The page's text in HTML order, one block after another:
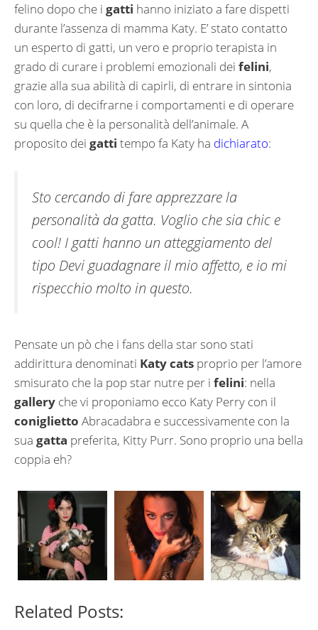
felino dopo che i gatti hanno iniziato a fare dispetti
durante l’assenza di mamma Katy. E’ stato contatto
un esperto di gatti, un vero e proprio terapista in
grado di curare i problemi emozionali dei felini,
grazie alla sua abilità di capirli, di entrare in sintonia
con loro, di decifrarne i comportamenti e di operare
su quella che è la personalità dell’animale. A
proposito dei gatti tempo fa Katy ha dichiarato:
Sto cercando di fare apprezzare la
personalità da gatta. Voglio che sia chic e
cool! I gatti hanno un atteggiamento del
tipo Devi guadagnare il mio affetto, e io mi
rispecchio molto in questo.
Pensate un pò che i fans della star sono stati
addirittura denominati Katy cats proprio per l’amore
smisurato che la pop star nutre per i felini: nella
gallery che vi proponiamo ecco Katy Perry con il
coniglietto Abracadabra e successivamente con la
sua gatta preferita, Kitty Purr. Sono proprio una bella
coppia eh?
Related Posts: